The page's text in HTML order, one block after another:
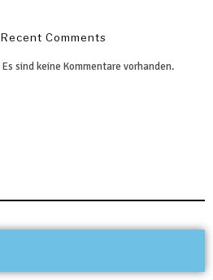
Recent Comments
Es sind keine Kommentare vorhanden.